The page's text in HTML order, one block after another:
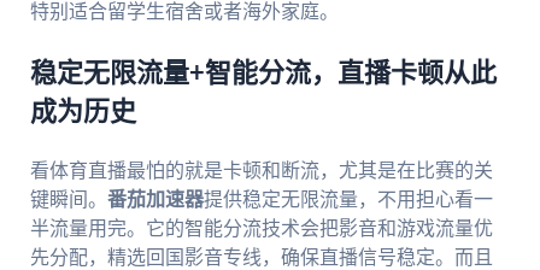
特别适合留学生宿舍或者海外家庭。
稳定无限流量+智能分流，直播卡顿从此
成为历史
看体育直播最怕的就是卡顿和断流，尤其是在比赛的关
键瞬间。 番茄加速器提供稳定无限流量，不用担心看一
半流量用完。它的智能分流技术会把影音和游戏流量优
先分配，精选回国影音专线，确保直播信号稳定。而且